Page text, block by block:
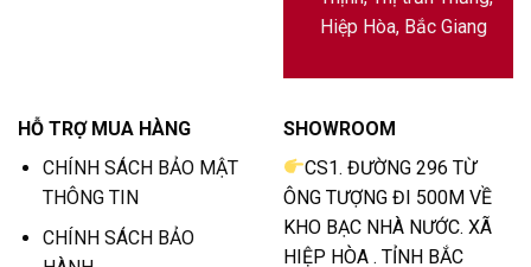
Hiệp Hòa, Bắc Giang
HỖ TRỢ MUA HÀNG
CHÍNH SÁCH BẢO MẬT
THÔNG TIN
CHÍNH SÁCH BẢO
SHOWROOM
CS1. ĐƯỜNG 296 TỪ
ÔNG TƯỢNG ĐI 500M VỀ
KHO BẠC NHÀ NƯỚC. XÃ
HIỆP HÒA . TỈNH BẮC